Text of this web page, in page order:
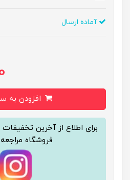
آماده ارسال
برای اطلاع از آخرین
فروشگاه مراجعه